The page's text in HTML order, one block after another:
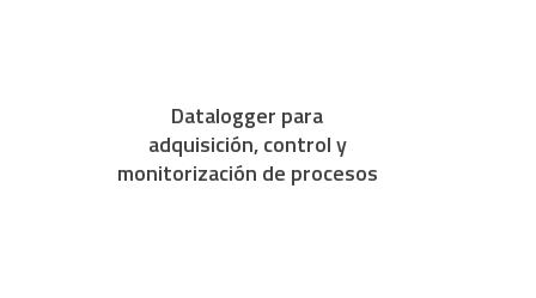
Datalogger para
adquisición, control y
monitorización de procesos